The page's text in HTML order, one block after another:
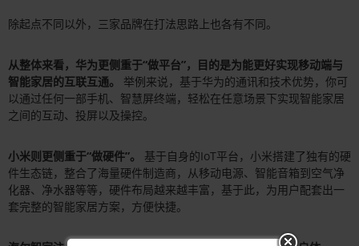
除起点不同以外，三家品牌在打法思路上也各有不同。
从整体来看，华为更侧重于“做平台”，目的是为能更好实现移动端与
智能家居的互联互通。
举例来说，基于华为的通讯和技术优势，你可
以通过任何一部手机、智慧屏终端，轻松在任意场景下实现智能家居
之间的互动、投屏以及操控。
小米则更侧重于“做硬件”。
基于自身的IoT平台，小米搭建了独有的硬
件生态链，整合了海量硬件制造商，从移动电源、智能音箱到空气净
化器、净水器等等，硬件布局越来越丰富，基于此，为用户配套出一
套完整的智能家居方案，方便快捷。